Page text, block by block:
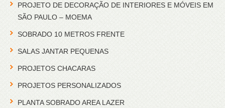
PROJETO DE DECORAÇÃO DE INTERIORES E MÓVEIS EM
SÃO PAULO – MOEMA
SOBRADO 10 METROS FRENTE
SALAS JANTAR PEQUENAS
PROJETOS CHACARAS
PROJETOS PERSONALIZADOS
PLANTA SOBRADO AREA LAZER